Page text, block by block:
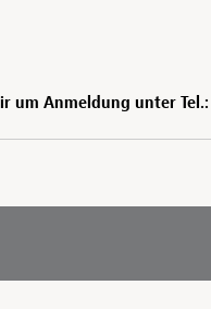
Anmeldung unter